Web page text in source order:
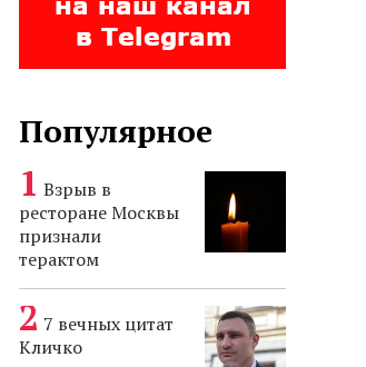
Популярное
Взрыв в
ресторане Москвы
признали
терактом
7 вечных цитат
Кличко